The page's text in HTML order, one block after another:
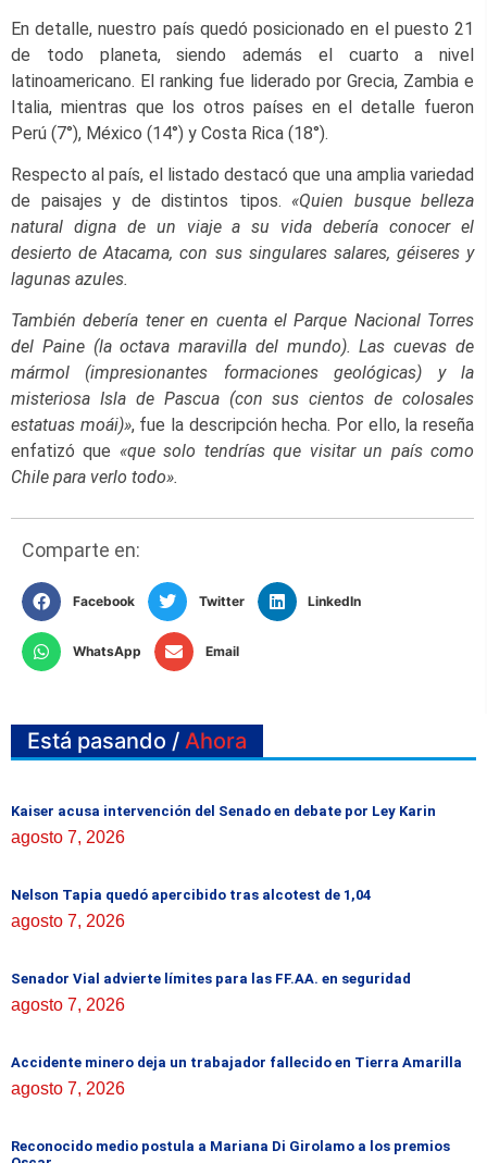
En detalle, nuestro país quedó posicionado en el puesto 21
de todo planeta, siendo además el cuarto a nivel
latinoamericano. El ranking fue liderado por Grecia, Zambia e
Italia, mientras que los otros países en el detalle fueron
Perú (7°), México (14°) y Costa Rica (18°).
Respecto al país, el listado destacó que una amplia variedad
de paisajes y de distintos tipos. «Quien busque belleza
natural digna de un viaje a su vida debería conocer el
desierto de Atacama, con sus singulares salares, géiseres y
lagunas azules.
También debería tener en cuenta el Parque Nacional Torres
del Paine (la octava maravilla del mundo). Las cuevas de
mármol (impresionantes formaciones geológicas) y la
misteriosa Isla de Pascua (con sus cientos de colosales
estatuas moái)», fue la descripción hecha. Por ello, la reseña
enfatizó que «que solo tendrías que visitar un país como
Chile para verlo todo».
Comparte en:
Facebook Twitter LinkedIn
WhatsApp Email
Está pasando / Ahora
Kaiser acusa intervención del Senado en debate por Ley Karin
agosto 7, 2026
Nelson Tapia quedó apercibido tras alcotest de 1,04
agosto 7, 2026
Senador Vial advierte límites para las FF.AA. en seguridad
agosto 7, 2026
Accidente minero deja un trabajador fallecido en Tierra Amarilla
agosto 7, 2026
Reconocido medio postula a Mariana Di Girolamo a los premios